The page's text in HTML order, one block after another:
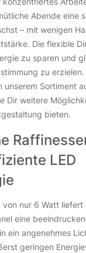
Abende eine
– mit wenigen
Die flexible
zu sparen und
zu erzielen.
unserem Sortiment
Dir weitere
bieten.
LED
von nur 6 Watt liefert
eine
ein angenehmes
geringen